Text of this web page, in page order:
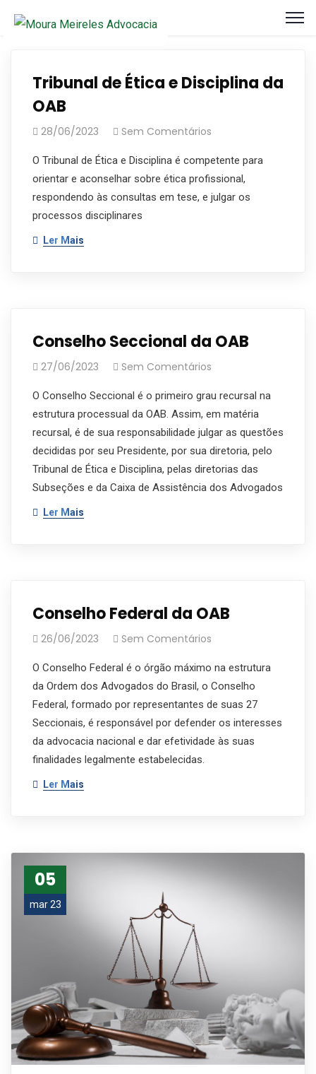
Tribunal de Ética e Disciplina da
OAB
28/06/2023 Sem Comentários
O Tribunal de Ética e Disciplina é competente para
orientar e aconselhar sobre ética profissional,
respondendo às consultas em tese, e julgar os
processos disciplinares
Ler Mais
Conselho Seccional da OAB
27/06/2023 Sem Comentários
O Conselho Seccional é o primeiro grau recursal na
estrutura processual da OAB. Assim, em matéria
recursal, é de sua responsabilidade julgar as questões
decididas por seu Presidente, por sua diretoria, pelo
Tribunal de Ética e Disciplina, pelas diretorias das
Subseções e da Caixa de Assistência dos Advogados
Ler Mais
Conselho Federal da OAB
26/06/2023 Sem Comentários
O Conselho Federal é o órgão máximo na estrutura
da Ordem dos Advogados do Brasil, o Conselho
Federal, formado por representantes de suas 27
Seccionais, é responsável por defender os interesses
da advocacia nacional e dar efetividade às suas
finalidades legalmente estabelecidas.
Ler Mais
05
mar 23